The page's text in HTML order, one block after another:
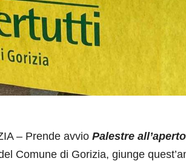
– Prende avvio Palestre all’aperto
Comune di Gorizia, giunge